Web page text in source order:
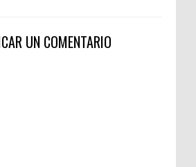
UN COMENTARIO